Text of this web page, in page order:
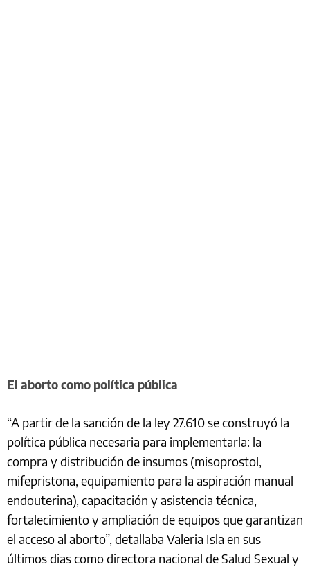
El aborto como política pública
“A partir de la sanción de la ley 27.610 se construyó la
política pública necesaria para implementarla: la
compra y distribución de insumos (misoprostol,
mifepristona, equipamiento para la aspiración manual
endouterina), capacitación y asistencia técnica,
fortalecimiento y ampliación de equipos que garantizan
el acceso al aborto”, detallaba Valeria Isla en sus
últimos dias como directora nacional de Salud Sexual y